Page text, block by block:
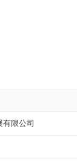
限公司